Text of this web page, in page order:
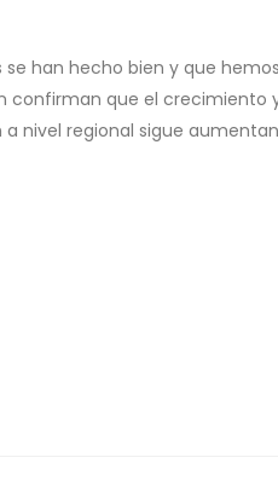
han hecho bien y que
que el crecimiento
nivel regional sigue